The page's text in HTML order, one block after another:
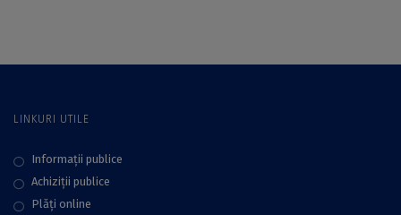
preuniversitar
LINKURI UTILE
Informații publice
Achiziții publice
Plăţi online